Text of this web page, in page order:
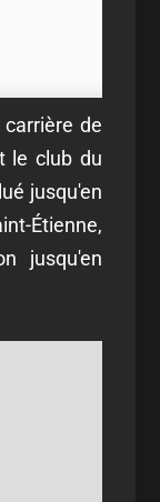
de
le club du
jusqu'en
Étienne,
jusqu'en